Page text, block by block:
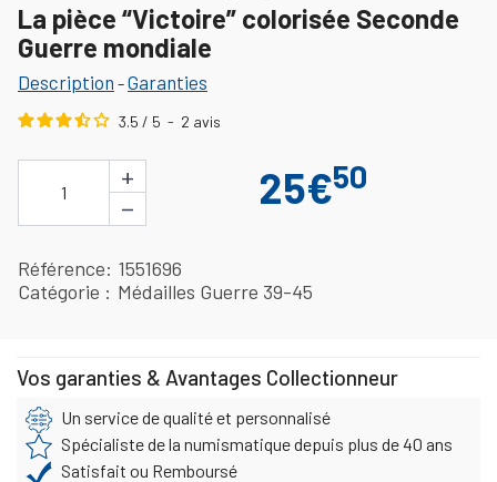
La pièce “Victoire” colorisée Seconde
Guerre mondiale
Description -Garanties
3.5 / 5 - 2 avis
1
+
−
25€50
Référence 1551696
Catégorie
Médailles Guerre 39-45
Vos garanties & Avantages Collectionneur
Un service de qualité et personnalisé
Spécialiste de la numismatique depuis plus de 40 ans
Satisfait ou Remboursé